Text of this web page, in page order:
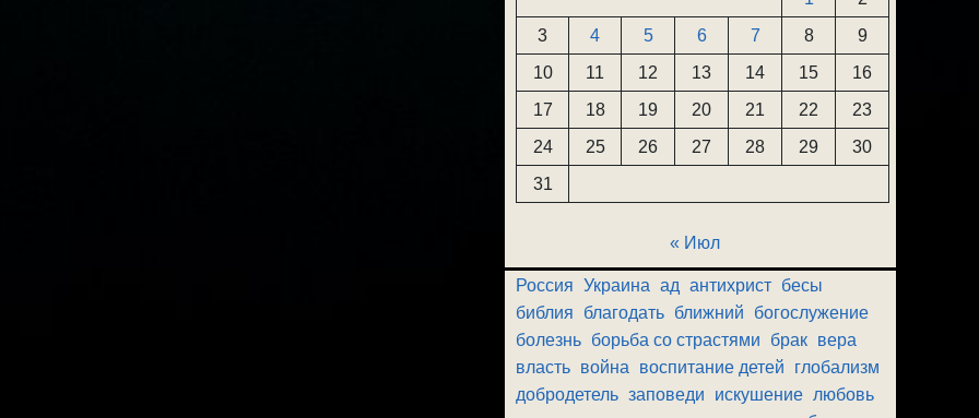
3
4 5 6 7 8
9
10
11 12 13 14 15
16
17
18 19 20 21 22
23
24
25 26 27 28 29
30
31
« Июл
Россия Украина ад антихрист бесы
библия
благодать ближний
богослужение
болезнь борьба со страстями брак вера
власть война воспитание детей
глобализм
добродетель заповеди искушение любовь